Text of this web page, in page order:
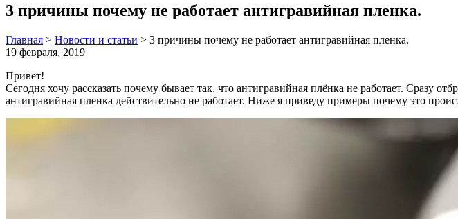
3 причины почему не работает антигравийная пленка.
Главная > Новости и статьи > 3 причины почему не работает антигравийная пленка.
19 февраля, 2019
Привет!
Сегодня хочу рассказать почему бывает так, что антигравийная плёнка не работает.
антигравийная пленка действительно не работает. Ниже я приведу примеры почему это